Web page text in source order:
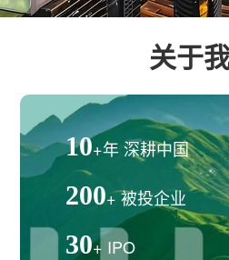
关于
10+年 深耕中国
200+ 被投企业
30+ IPO